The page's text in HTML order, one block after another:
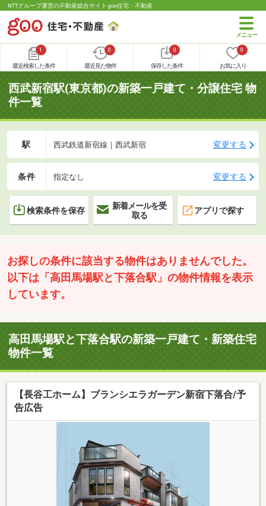
NTTグループ運営の不動産総合サイト goo住宅・不動産
1
最近検索した条件
0
最近見た物件
0
保存した条件
0
お気に入り
西武新宿駅(東京都)の新築一戸建て・分譲住宅 物
件一覧
駅 西武鉄道新宿線｜西武新宿 変更する
条件 指定なし 変更する
検索条件を保存
新着メールを受
取る
アプリで探す
お探しの条件に該当する物件はありませんでした。
以下は「高田馬場駅と下落合駅」の物件情報を表示
しています。
高田馬場駅と下落合駅の新築一戸建て・新築住宅
物件一覧
【長谷工ホーム】ブランシエラガーデン新宿下落合/予
告広告